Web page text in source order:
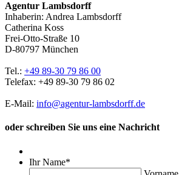
Agentur Lambsdorff
Inhaberin: Andrea Lambsdorff
Catherina Koss
Frei-Otto-Straße 10
D-80797 München
Tel.: +49 89-30 79 86 00
Telefax: +49 89-30 79 86 02
E-Mail: info@agentur-lambsdorff.de
oder schreiben Sie uns eine Nachricht
Ihr Name*